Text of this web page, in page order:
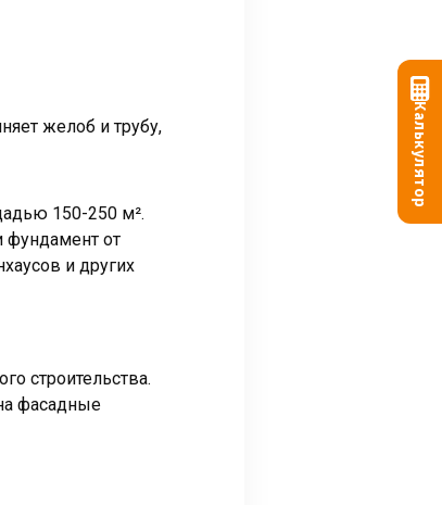
желоб и трубу,
150-250 м².
фундамент от
и других
строительства.
фасадные
Калькулятор